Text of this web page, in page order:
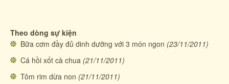
Theo dòng sự kiện
Bữa cơm đầy đủ dinh dưỡng với 3 món ngon (23/11/2011)
Cá hồi xốt cà chua (21/11/2011)
Tôm rim dừa non (21/11/2011)